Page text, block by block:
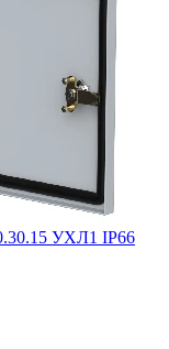
УХЛ1 IP66